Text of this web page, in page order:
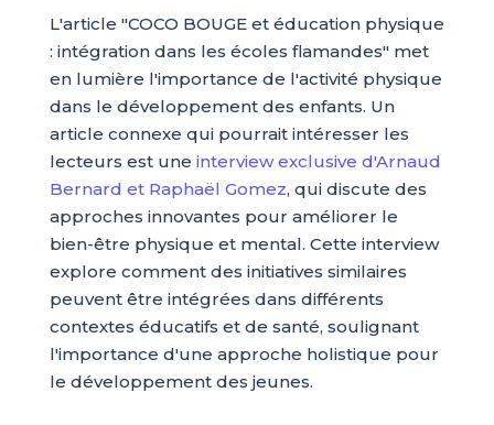
L'article "COCO BOUGE et éducation physique
: intégration dans les écoles flamandes" met
en lumière l'importance de l'activité physique
dans le développement des enfants. Un
article connexe qui pourrait intéresser les
lecteurs est une interview exclusive d'Arnaud
Bernard et Raphaël Gomez, qui discute des
approches innovantes pour améliorer le
bien-être physique et mental. Cette interview
explore comment des initiatives similaires
peuvent être intégrées dans différents
contextes éducatifs et de santé, soulignant
l'importance d'une approche holistique pour
le développement des jeunes.